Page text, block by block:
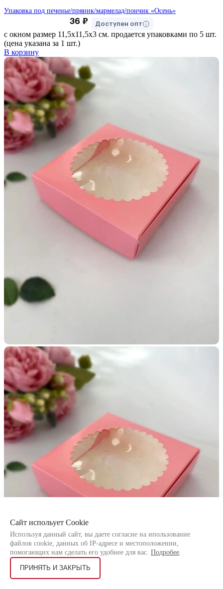
Упаковка под печенье/пряник/мармелад/пончик «Осень»
36 ₽ Доступен опт
с окном размер 11,5х11,5х3 см. продается упаковками по 5 шт.
(цена указана за 1 шт.)
В корзину
Сайт испольует Cookie
Используя данный сайт, вы даете согласие на ипользование
файлов cookie, данных об IP-адресе и местоположении,
помогающих нам сделать его удобнее для вас. Подробее.
ПРИНЯТЬ И ЗАКРЫТЬ